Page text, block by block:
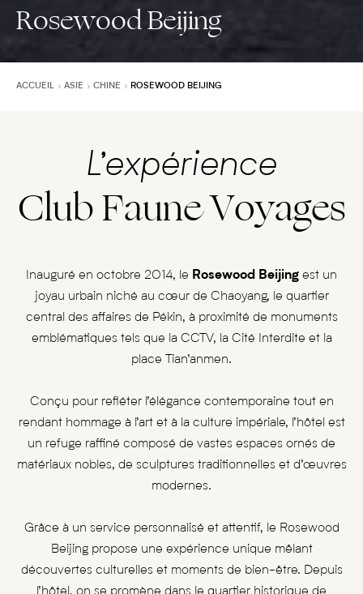
Rosewood Beijing
ACCUEIL ASIE CHINE ROSEWOOD BEIJING
L’expérience
Club Faune Voyages
Inauguré en octobre 2014, le Rosewood Beijing est un
joyau urbain niché au cœur de Chaoyang, le quartier
central des affaires de Pékin, à proximité de monuments
emblématiques tels que la CCTV, la Cité Interdite et la
place Tian’anmen.
Conçu pour refléter l’élégance contemporaine tout en
rendant hommage à l’art et à la culture impériale, l’hôtel est
un refuge raffiné composé de vastes espaces ornés de
matériaux nobles, de sculptures traditionnelles et d’œuvres
modernes.
Grâce à un service personnalisé et attentif, le Rosewood
Beijing propose une expérience unique mêlant
découvertes culturelles et moments de bien-être. Depuis